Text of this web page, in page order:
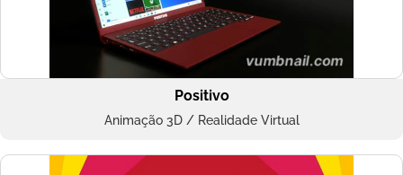
Positivo
Animação 3D / Realidade Virtual